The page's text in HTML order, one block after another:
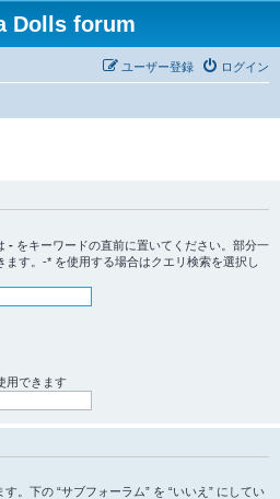
Dolls forum
ログイン
ユーザー登録
- をキーワードの直前に置いてください。部分一
す。-* を使用する場合はクエリ検索を選択し
用できます
。下の “サブフォーラム” を “いいえ” にしてい